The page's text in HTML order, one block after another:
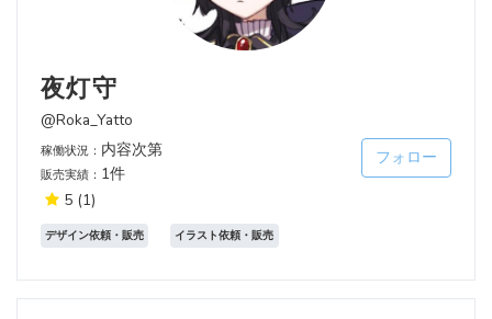
夜灯守
@Roka_Yatto
稼働状況： 内容次第
販売実績： 1件
5 (1)
フォロー
デザイン依頼・販売 イラスト依頼・販売